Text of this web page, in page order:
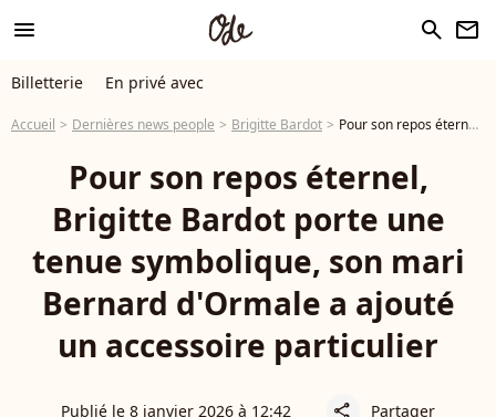
menu search newsletter
Billetterie En privé avec
Accueil Dernières news people Brigitte Bardot Pour son repos éternel, Brigitte Bardot porte une tenue symbolique, son mari Bernard d'Ormale a ajouté un accessoire particulier
Pour son repos éternel,
Brigitte Bardot porte une
tenue symbolique, son mari
Bernard d'Ormale a ajouté
un accessoire particulier
Publié le 8 janvier 2026 à 12:42 share Partager